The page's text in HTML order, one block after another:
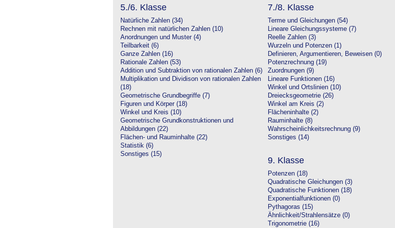
5./6. Klasse
Natürliche Zahlen (34)
Rechnen mit natürlichen Zahlen (10)
Anordnungen und Muster (4)
Teilbarkeit (6)
Ganze Zahlen (16)
Rationale Zahlen (53)
Addition und Subtraktion von rationalen Zahlen (6)
Multiplikation und Dividison von rationalen Zahlen
(18)
Geometrische Grundbegriffe (7)
Figuren und Körper (18)
Winkel und Kreis (10)
Geometrische Grundkonstruktionen und
Abbildungen (22)
Flächen- und Rauminhalte (22)
Statistik (6)
Sonstiges (15)
7./8. Klasse
Terme und Gleichungen (54)
Lineare Gleichungssysteme (7)
Reelle Zahlen (3)
Wurzeln und Potenzen (1)
Definieren, Argumentieren, Beweisen (0)
Potenzrechnung (19)
Zuordnungen (9)
Lineare Funktionen (16)
Winkel und Ortslinien (10)
Dreiecksgeometrie (26)
Winkel am Kreis (2)
Flächeninhalte (2)
Rauminhalte (8)
Wahrscheinlichkeitsrechnung (9)
Sonstiges (14)
9. Klasse
Potenzen (18)
Quadratische Gleichungen (3)
Quadratische Funktionen (18)
Exponentialfunktionen (0)
Pythagoras (15)
Ähnlichkeit/Strahlensätze (0)
Trigonometrie (16)